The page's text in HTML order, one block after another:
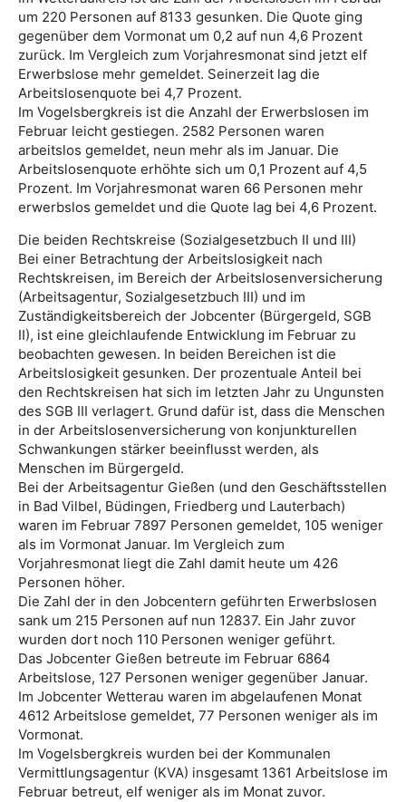
um 220 Personen auf 8133 gesunken. Die Quote ging
gegenüber dem Vormonat um 0,2 auf nun 4,6 Prozent
zurück. Im Vergleich zum Vorjahresmonat sind jetzt elf
Erwerbslose mehr gemeldet. Seinerzeit lag die
Arbeitslosenquote bei 4,7 Prozent.
Im Vogelsbergkreis ist die Anzahl der Erwerbslosen im
Februar leicht gestiegen. 2582 Personen waren
arbeitslos gemeldet, neun mehr als im Januar. Die
Arbeitslosenquote erhöhte sich um 0,1 Prozent auf 4,5
Prozent. Im Vorjahresmonat waren 66 Personen mehr
erwerbslos gemeldet und die Quote lag bei 4,6 Prozent.
Die beiden Rechtskreise (Sozialgesetzbuch II und III)
Bei einer Betrachtung der Arbeitslosigkeit nach
Rechtskreisen, im Bereich der Arbeitslosenversicherung
(Arbeitsagentur, Sozialgesetzbuch III) und im
Zuständigkeitsbereich der Jobcenter (Bürgergeld, SGB
II), ist eine gleichlaufende Entwicklung im Februar zu
beobachten gewesen. In beiden Bereichen ist die
Arbeitslosigkeit gesunken. Der prozentuale Anteil bei
den Rechtskreisen hat sich im letzten Jahr zu Ungunsten
des SGB III verlagert. Grund dafür ist, dass die Menschen
in der Arbeitslosenversicherung von konjunkturellen
Schwankungen stärker beeinflusst werden, als
Menschen im Bürgergeld.
Bei der Arbeitsagentur Gießen (und den Geschäftsstellen
in Bad Vilbel, Büdingen, Friedberg und Lauterbach)
waren im Februar 7897 Personen gemeldet, 105 weniger
als im Vormonat Januar. Im Vergleich zum
Vorjahresmonat liegt die Zahl damit heute um 426
Personen höher.
Die Zahl der in den Jobcentern geführten Erwerbslosen
sank um 215 Personen auf nun 12837. Ein Jahr zuvor
wurden dort noch 110 Personen weniger geführt.
Das Jobcenter Gießen betreute im Februar 6864
Arbeitslose, 127 Personen weniger gegenüber Januar.
Im Jobcenter Wetterau waren im abgelaufenen Monat
4612 Arbeitslose gemeldet, 77 Personen weniger als im
Vormonat.
Im Vogelsbergkreis wurden bei der Kommunalen
Vermittlungsagentur (KVA) insgesamt 1361 Arbeitslose im
Februar betreut, elf weniger als im Monat zuvor.